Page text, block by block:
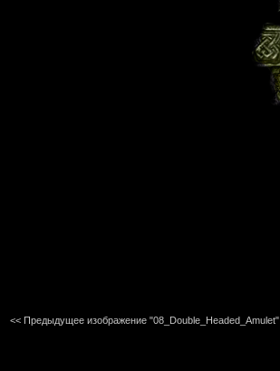
<< Предыдущее изображение "08_Double_Headed_Amulet"